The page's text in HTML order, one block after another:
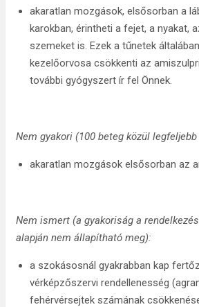
akaratlan mozgások, elsősorban a
karokban, érintheti a fejet, a nyakat,
szemeket is. Ezek a tűnetek
kezelőorvosa csökkenti az
további gyógyszert ír fel Önnek.
Nem gyakori (100 beteg közül
akaratlan mozgások elsősorban az
Nem ismert (a gyakoriság a
alapján nem állapítható meg):
a szokásosnál gyakrabban kap
vérképzőszervi rendellenesség
fehérvérsejtek számának